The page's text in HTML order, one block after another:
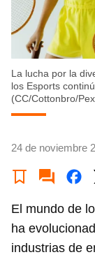
La lucha por la
los Esports
(CC/Cottonbro/
24 de noviembre
El mundo de
ha
industrias de